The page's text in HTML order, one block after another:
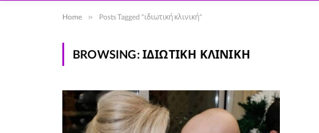
Home » Posts Tagged "ιδιωτική κλινική"
BROWSING: ΙΔΙΩΤΙΚΉ ΚΛΙΝΙΚΉ